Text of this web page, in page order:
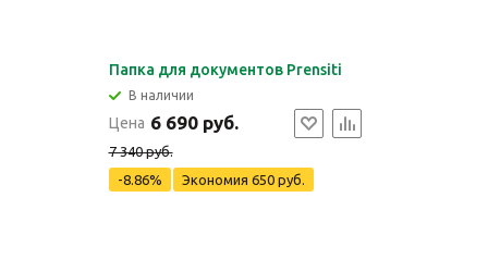
Папка для документов Prensiti
В наличии
Цена 6 690 руб.
7 340 руб.
-8.86%
Экономия 650 руб.